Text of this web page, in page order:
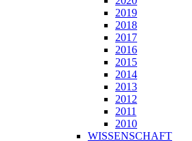
2019
2018
2017
2016
2015
2014
2013
2012
2011
2010
WISSENSCHAFT